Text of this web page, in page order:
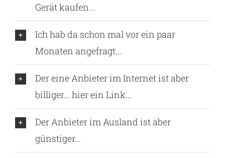
Gerät kaufen...
Ich hab da schon mal vor ein paar
Monaten angefragt...
Der eine Anbieter im Internet ist aber
billiger... hier ein Link...
Der Anbieter im Ausland ist aber
günstiger...